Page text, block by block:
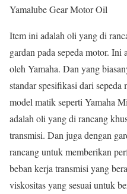
Yamalube Gear Motor Oil
Item ini adalah oli yang di
gardan pada sepeda motor.
oleh Yamaha. Dan yang
standar spesifikasi dari
model matik seperti Yamaha
adalah oli yang di rancang
transmisi. Dan juga dengan
rancang untuk memberikan
beban kerja transmisi yang
viskositas yang sesuai untuk